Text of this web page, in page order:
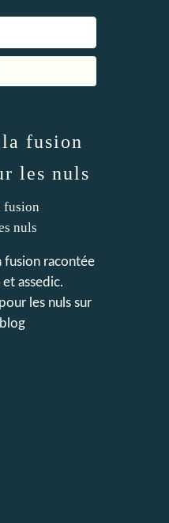
fusion
les nuls
fusion racontée
assedic.
les nulssur